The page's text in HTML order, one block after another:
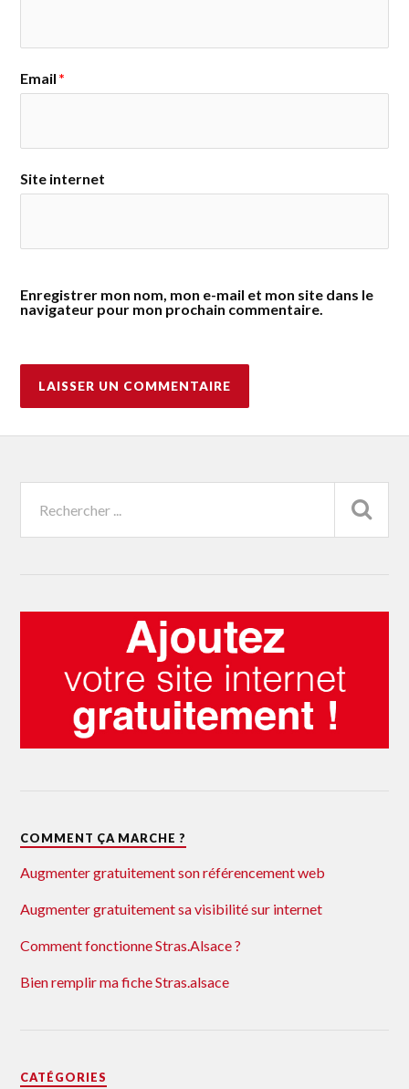
Email *
Site internet
Enregistrer mon nom, mon e-mail et mon site dans le
navigateur pour mon prochain commentaire.
COMMENT ÇA MARCHE ?
Augmenter gratuitement son référencement web
Augmenter gratuitement sa visibilité sur internet
Comment fonctionne Stras.Alsace ?
Bien remplir ma fiche Stras.alsace
CATÉGORIES